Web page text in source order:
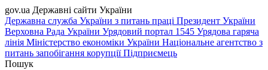
gov.ua Державні сайти України
Державна служба України з питань праці Президент України
Верховна Рада України Урядовий портал 1545 Урядова гаряча
лінія Міністерство економіки України Національне агентство з
питань запобігання корупціїПідприємець
Пошук